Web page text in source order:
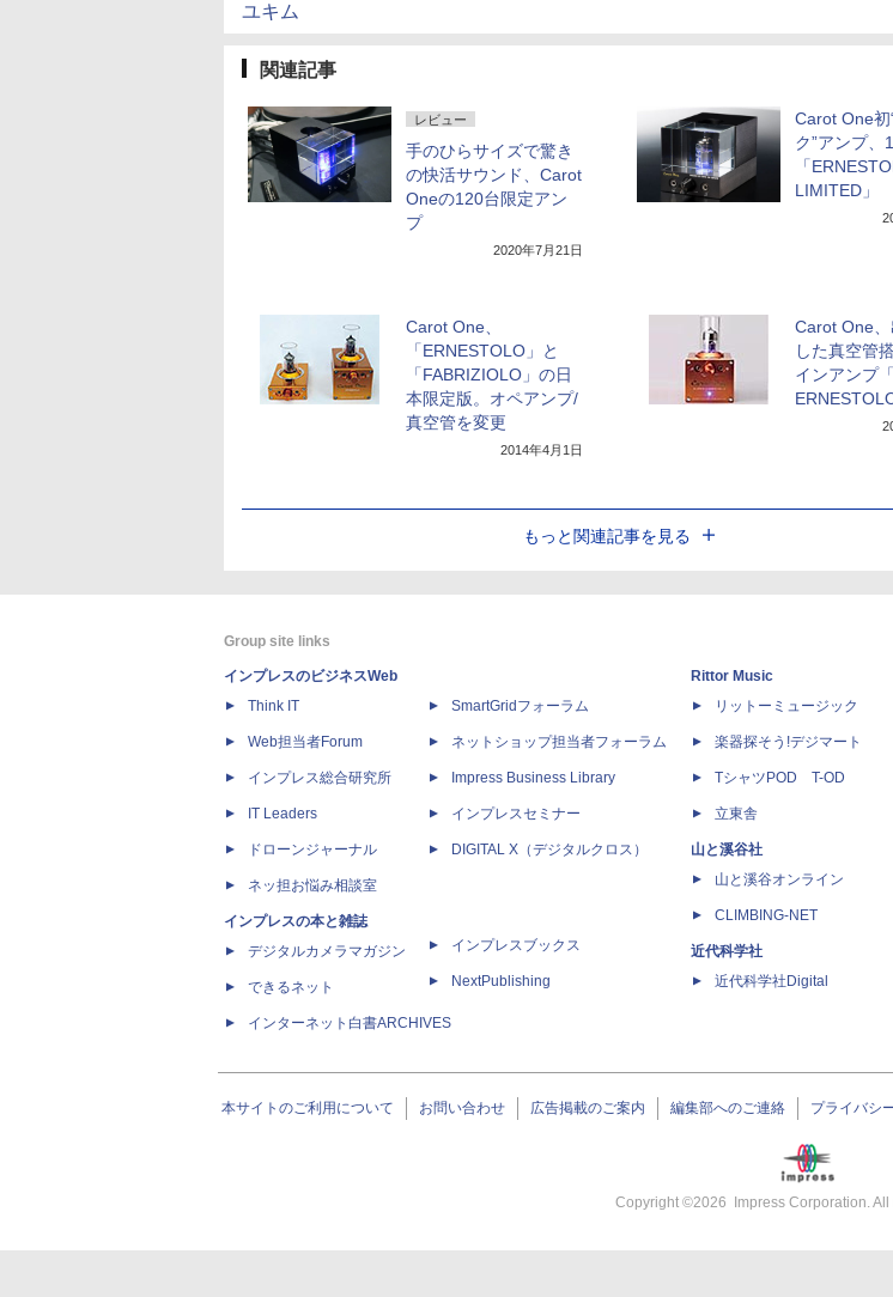
ユキム
関連記事
レビュー
手のひらサイズで驚き
の快活サウンド、Carot
Oneの120台限定アン
プ
2020年7月21日
Carot One初
ク”アンプ、
「
LIMITED」
Carot One、
「ERNESTOLO」と
「FABRIZIOLO」の日
本限定版。オペアンプ/
真空管を変更
2014年4月1日
Carot One
した真空管
インアンプ
ERNESTOLO
もっと関連記事を見る
Group site links
インプレスのビジネスWeb
Think IT
Web担当者Forum
インプレス総合研究所
IT Leaders
ドローンジャーナル
ネッ担お悩み相談室
インプレスの本と雑誌
デジタルカメラマガジン
できるネット
インターネット白書ARCHIVES
SmartGridフォーラム
ネットショップ担当者フォーラム
Impress Business Library
インプレスセミナー
DIGITAL X（デジタルクロス）
インプレスブックス
NextPublishing
Rittor Music
リットーミュージック
楽器探そう!デジマート
TシャツPOD T-OD
立東舎
山と溪谷社
山と溪谷オンライン
CLIMBING-NET
近代科学社
近代科学社Digital
本サイトのご利用について お問い合わせ 広告掲載のご案内 編集部へのご連絡 プライバシ
Copyright ©2026 Impress Corporation.